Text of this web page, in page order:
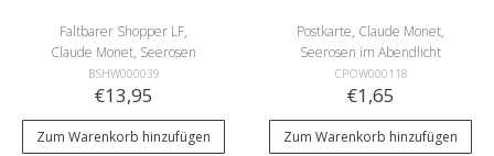
Faltbarer Shopper LF,
Claude Monet, Seerosen
BSHW000039
€13,95
Zum Warenkorb hinzufügen
Postkarte, Claude Monet,
Seerosen im Abendlicht
CPOW000118
€1,65
Zum Warenkorb hinzufügen